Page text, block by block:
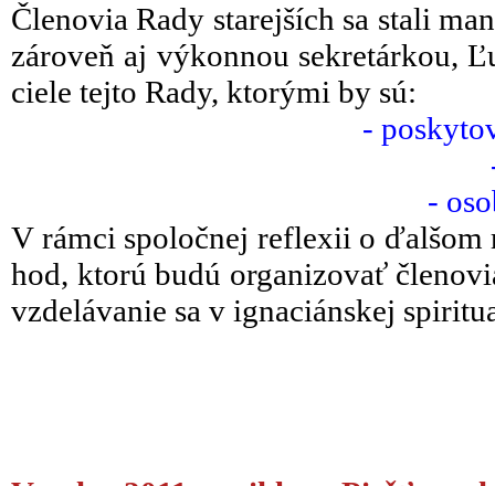
Členovia Rady starejších sa stali
zároveň aj výkonnou sekretárkou,
ciele tejto Rady, ktorými by sú:
-
-
V rámci spoločnej reflexii o ďalšom
hod, ktorú budú organizovať
vzdelávanie sa v ignaciánskej